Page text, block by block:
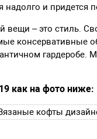
надолго и
– это стиль.
консервативные
гардеробе.
как на фото ниже: